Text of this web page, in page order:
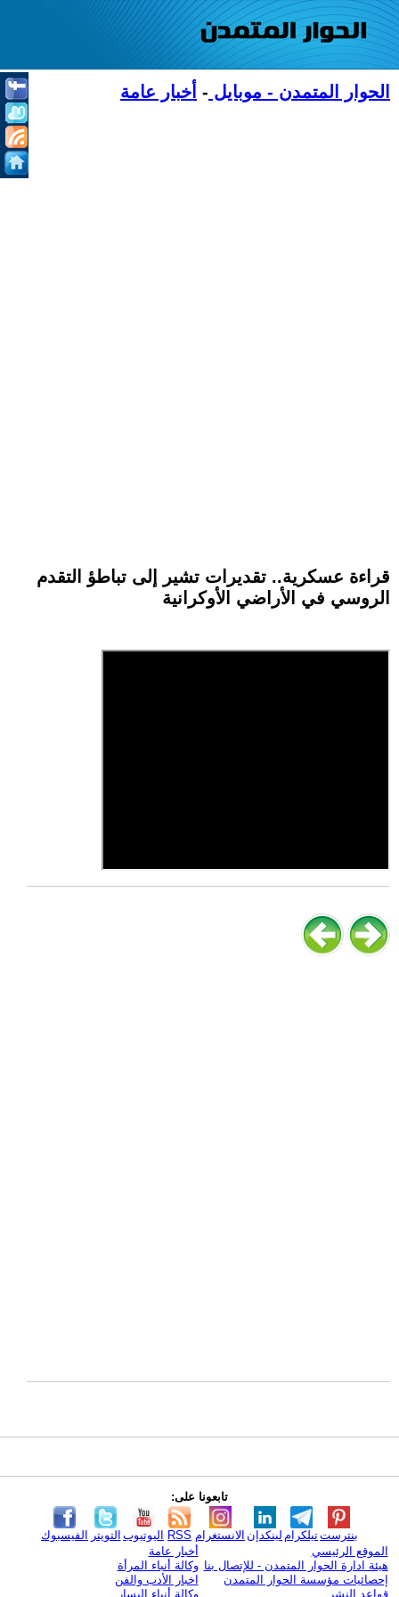
الحوار المتمدن - موبايل - أخبار عامة
قراءة عسكرية.. تقديرات تشير إلى تباطؤ التقدم
الروسي في الأراضي الأوكرانية
تابعونا على:
الفيسبوك التويتر اليوتيوب RSS الانستغرام لينكدإن تيلكرامبنترست
الموقع الرئيسي
هيئة ادارة الحوار المتمدن - للإتصال بنا
إحصائيات مؤسسة الحوار المتمدن
قواعد النشر
أخبار عامة
وكالة أنباء المرأة
اخبار الأدب والفن
وكالة أنباء اليسار